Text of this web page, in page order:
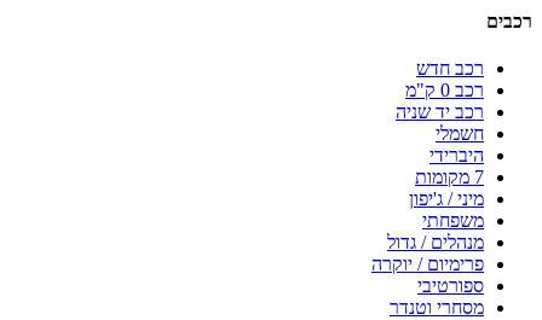
רכבים
רכב חדש
רכב 0 ק"מ
רכב יד שניה
חשמלי
היברידי
7 מקומות
מיני / ג'יפון
משפחתי
מנהלים / גדול
פרימיום / יוקרה
ספורטיבי
מסחרי וטנדר